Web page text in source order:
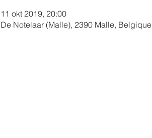
11 okt 2019, 20:00
De Notelaar (Malle), 2390 Malle, Belgique